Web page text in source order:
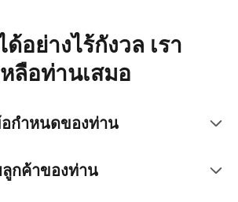
ด้อย่างไร้กังวล เรา
ลือท่านเสมอ
กำหนดของท่าน
กค้าของท่าน